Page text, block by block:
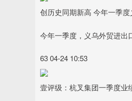
创历史同期新高 今年一季
今年一季度，义乌外贸进出
63 04-24 10:53
壹评级：杭叉集团一季度业